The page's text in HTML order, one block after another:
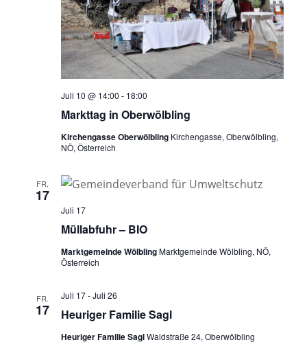
Markttag in Oberwölbling
Juli 10 @ 14:00 - 18:00
Kirchengasse Oberwölbling Kirchengasse, Oberwölbling,
NÖ, Österreich
FR.
17
Müllabfuhr – BIO
Juli 17
Marktgemeinde WölblingMarktgemeinde Wölbling, NÖ,
Österreich
FR.
17 Heuriger Familie Sagl
Juli 17-Juli 26
Heuriger Familie SaglWaldstraße 24, Oberwölbling